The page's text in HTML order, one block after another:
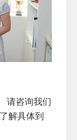
请咨询我们
解具体到